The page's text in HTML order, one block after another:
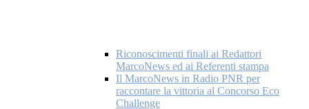
Riconoscimenti finali ai Redattori
MarcoNews ed ai Referenti stampa
Il MarcoNews in Radio PNR per
raccontare la vittoria al Concorso Eco
Challenge